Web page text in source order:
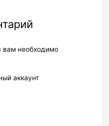
вам необходимо
аккаунт